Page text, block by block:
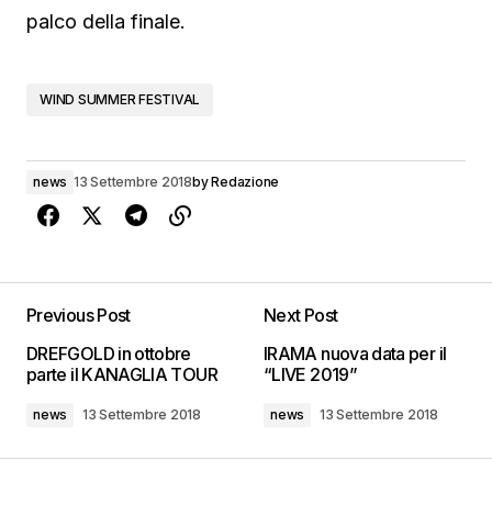
palco della finale.
WIND SUMMER FESTIVAL
news 13 Settembre 2018byRedazione
Previous Post
DREFGOLD in ottobre
parte il KANAGLIA TOUR
news 13 Settembre 2018
Next Post
IRAMA nuova data per il
“LIVE 2019”
news 13 Settembre 2018